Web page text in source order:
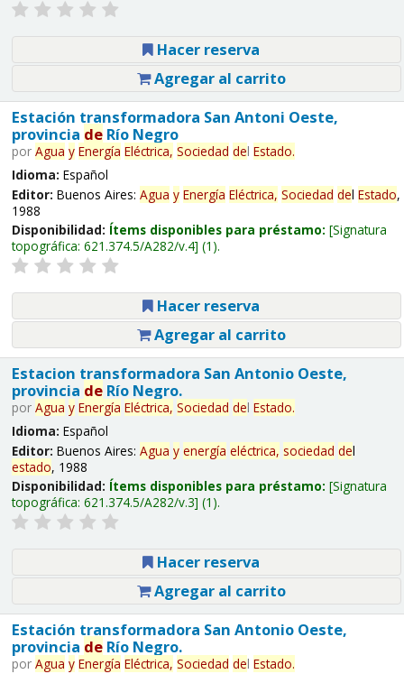
Hacer reserva
Agregar al carrito
Estación transformadora San Antoni Oeste,
provincia deRío Negro
por Agua y Energía Eléctrica, Sociedad del Estado.
Idioma: Español
Editor: Buenos Aires: Agua y Energía Eléctrica, Sociedad del Estado,
1988
Disponibilidad: Ítems disponibles para préstamo: Signatura
topográfica: 621.374.5/A282/v.4 (1).
Hacer reserva
Agregar al carrito
Estacion transformadora San Antonio Oeste,
provincia deRío Negro.
por Agua y Energía Eléctrica, Sociedad del Estado.
Idioma: Español
Editor: Buenos Aires: Agua y energía eléctrica, sociedad del
estado, 1988
Disponibilidad: Ítems disponibles para préstamo: Signatura
topográfica: 621.374.5/A282/v.3 (1).
Hacer reserva
Agregar al carrito
Estación transformadora San Antonio Oeste,
provincia deRío Negro.
por Agua y Energía Eléctrica, Sociedad del Estado.